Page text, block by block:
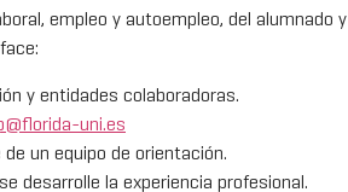
empleo y autoempleo, del alumnado y
y entidades colaboradoras.
uni.es
un equipo de orientación.
desarrolle la experiencia profesional.